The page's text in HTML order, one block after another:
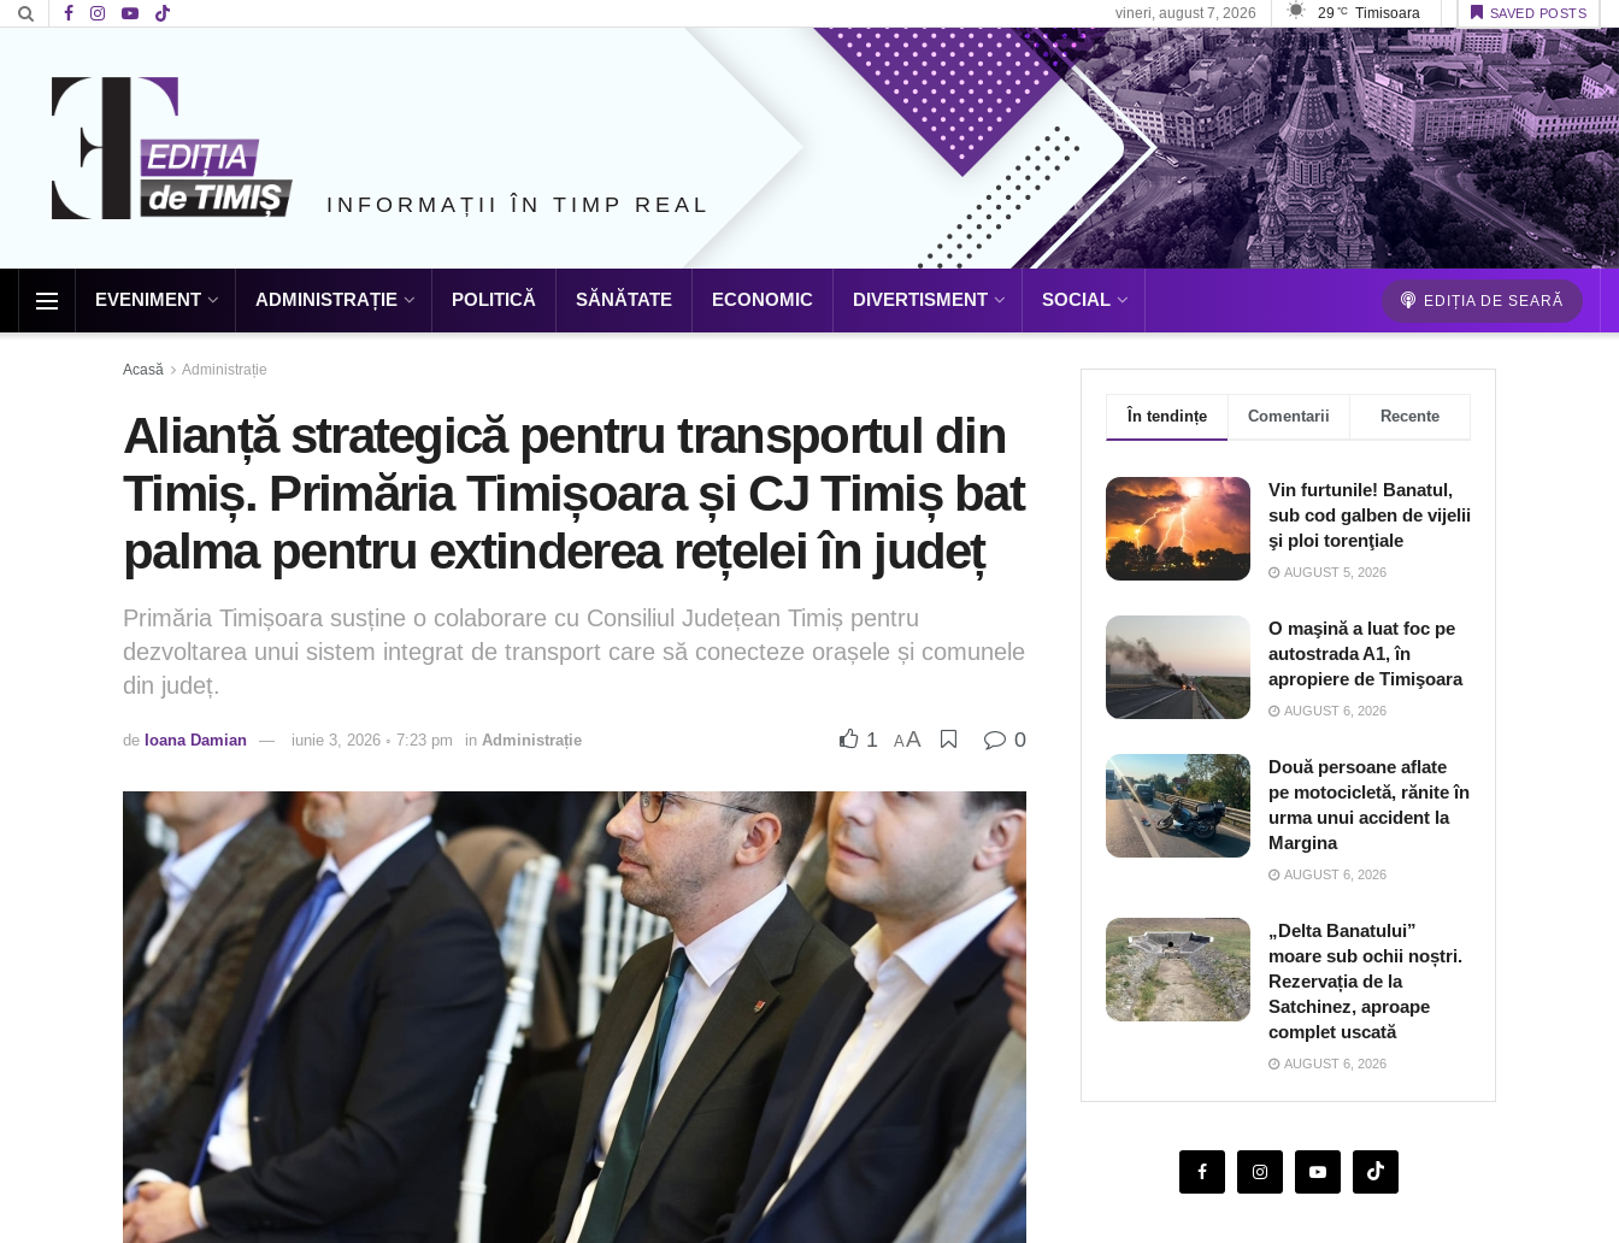
vineri, august 7, 2026 29 °C Timisoara SAVED POSTS
INFORMAȚII ÎN TIMP REAL
EVENIMENT ADMINISTRAȚIE POLITICĂ SĂNĂTATE ECONOMIC DIVERTISMENT SOCIAL EDIȚIA DE SEARĂ
Acasă Administrație
Alianță strategică pentru transportul din
Timiș. Primăria Timișoara și CJ Timiș bat
palma pentru extinderea rețelei în județ
Primăria Timișoara susține o colaborare cu Consiliul Județean Timiș pentru
dezvoltarea unui sistem integrat de transport care să conecteze orașele și comunele
din județ.
de Ioana Damian iunie 3, 2026 ◦ 7:23 pm in Administrație 1 AA 0
În tendințe Comentarii Recente
Vin furtunile! Banatul,
sub cod galben de vijelii
şi ploi torenţiale
AUGUST 5, 2026
O maşină a luat foc pe
autostrada A1, în
apropiere de Timişoara
AUGUST 6, 2026
Două persoane aflate
pe motocicletă, rănite în
urma unui accident la
Margina
AUGUST 6, 2026
„Delta Banatului”
moare sub ochii noștri.
Rezervația de la
Satchinez, aproape
complet uscată
AUGUST 6, 2026